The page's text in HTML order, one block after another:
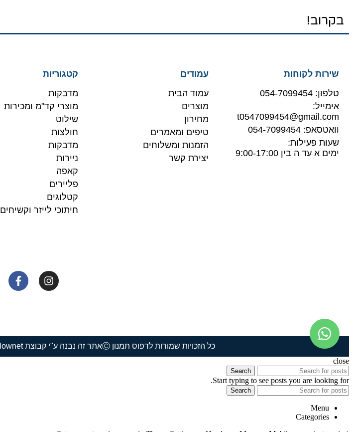
בקרוב!
שירות לקוחות
טלפון: 054-7099454
אימייל:
t0547099454@gmail.com
וואטסאפ: 054-7099454
שעות פעילות:
ימים א עד ה בין 9:00-17:00
עמודים
עמוד הבית
מוצרים
מחירון
טיפים ומאמרים
הזמנות ומשלוחים
יצירת קשר
קטגוריות
מדבקות
מוצרי קד"מ ומכירות
שילוט
חולצות
מדבקות
ניירות
קאפה
פליירים
קטלוגים
חיתוכי לייזר וקשיחים
כל הזכויות שמורות לדפוס תמנון Ⓒ אתר זה נבנה ע"י קבוצת Follownet
close
Search
Start typing to see posts you are looking for.
Search
Menu
Categories